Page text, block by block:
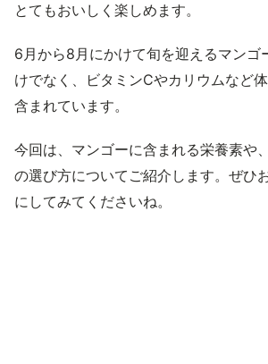
とてもおいしく楽しめます。
6月から8月にかけて旬を迎えるマンゴ
けでなく、ビタミンCやカリウムなど
含まれています。
今回は、マンゴーに含まれる栄養素や
の選び方についてご紹介します。ぜひ
にしてみてくださいね。